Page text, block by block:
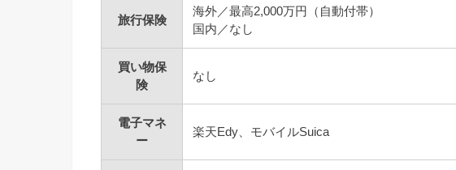
旅行保険
海外／最高2,000万円（自動付帯）
国内／なし
買い物保
険
なし
電子マネ
ー
楽天Edy、モバイルSuica